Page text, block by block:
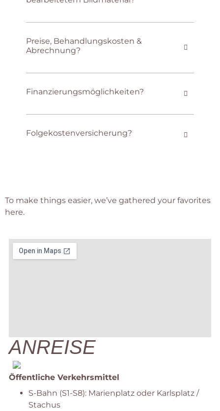
Preise, Behandlungskosten &
Abrechnung?
Finanzierungsmöglichkeiten?
Folgekostenversicherung?
To make things easier, we’ve gathered your favorites
here.
ANREISE
Öffentliche Verkehrsmittel
S-Bahn (S1-S8): Marienplatz oder Karlsplatz /
Stachus